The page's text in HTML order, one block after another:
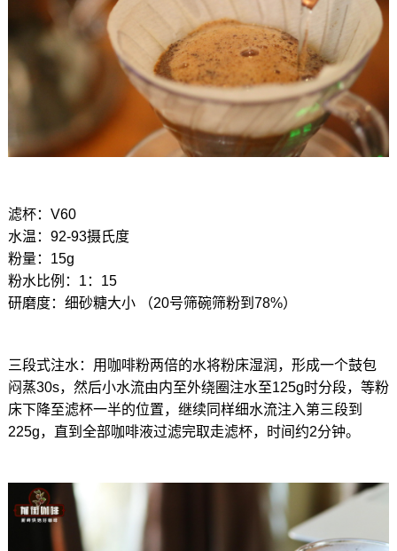
滤杯：V60
水温：92-93摄氏度
粉量：15g
粉水比例：1：15
研磨度：细砂糖大小 （20号筛碗筛粉到78%）
三段式注水：用咖啡粉两倍的水将粉床湿润，形成一个鼓包
闷蒸30s，然后小水流由内至外绕圈注水至125g时分段，等粉
床下降至滤杯一半的位置，继续同样细水流注入第三段到
225g，直到全部咖啡液过滤完取走滤杯，时间约2分钟。